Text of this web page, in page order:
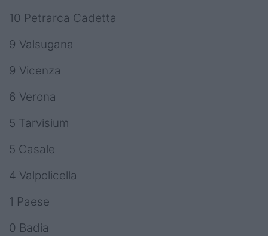
10 Petrarca Cadetta
9 Valsugana
9 Vicenza
6 Verona
5 Tarvisium
5 Casale
4 Valpolicella
1 Paese
0 Badia